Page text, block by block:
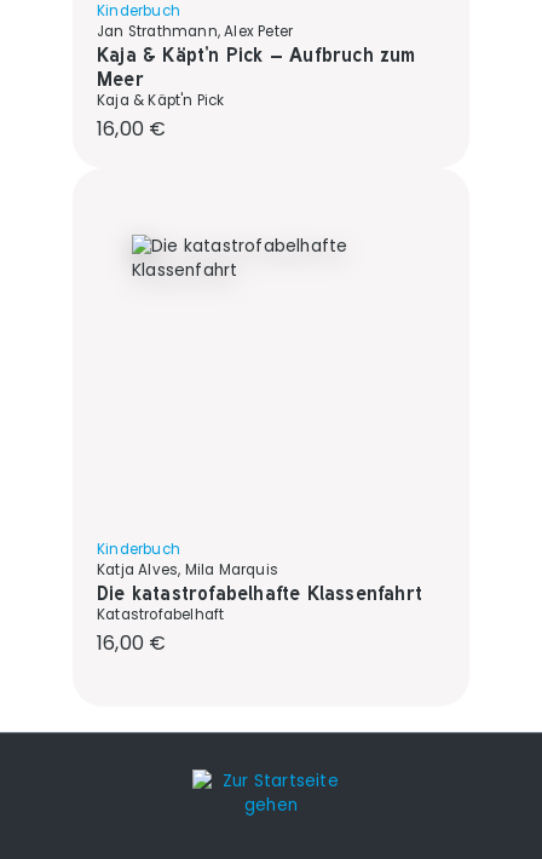
Kinderbuch
Jan Strathmann, Alex Peter
Kaja & Käpt’n Pick – Aufbruch zum
Meer
Kaja & Käpt'n Pick
Regulärer Preis:
16,00 €
Kinderbuch
Katja Alves, Mila Marquis
Die katastrofabelhafte Klassenfahrt
Katastrofabelhaft
Regulärer Preis:
16,00 €